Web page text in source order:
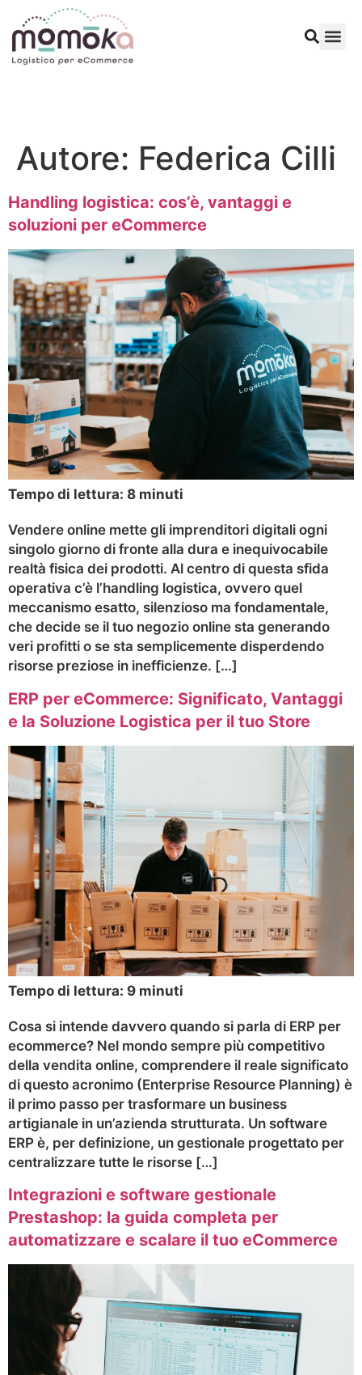
Autore: Federica Cilli
Handling logistica: cos’è, vantaggi e
soluzioni per eCommerce
Tempo di lettura: 8 minuti
Vendere online mette gli imprenditori digitali ogni
singolo giorno di fronte alla dura e inequivocabile
realtà fisica dei prodotti. Al centro di questa sfida
operativa c’è l’handling logistica, ovvero quel
meccanismo esatto, silenzioso ma fondamentale,
che decide se il tuo negozio online sta generando
veri profitti o se sta semplicemente disperdendo
risorse preziose in inefficienze. […]
ERP per eCommerce: Significato, Vantaggi
e la Soluzione Logistica per il tuo Store
Tempo di lettura: 9 minuti
Cosa si intende davvero quando si parla di ERP per
ecommerce? Nel mondo sempre più competitivo
della vendita online, comprendere il reale significato
di questo acronimo (Enterprise Resource Planning) è
il primo passo per trasformare un business
artigianale in un’azienda strutturata. Un software
ERP è, per definizione, un gestionale progettato per
centralizzare tutte le risorse […]
Integrazioni e software gestionale
Prestashop: la guida completa per
automatizzare e scalare il tuo eCommerce